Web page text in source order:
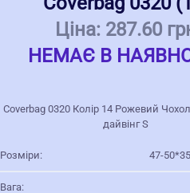
Ціна: 287.60
НЕМАЄ В
Coverbag 0320 Колір 14 Рожевий
дайвінг S
Розміри: 47-
Вага: